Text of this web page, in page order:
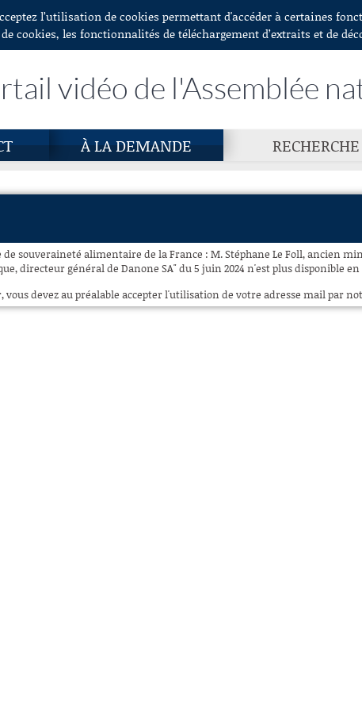
l’utilisation de cookies permettant d'accéder à certaines
cookies, les fonctionnalités de téléchargement d’extraits et de
vidéo de l'Assemblée
À LA DEMANDE RECHERCHE
de souveraineté alimentaire de la France : M. Stéphane Le Foll, ancien
directeur général de Danone SA" du 5 juin 2024 n'est plus disponible
vous devez au préalable accepter l'utilisation de votre adresse mail par